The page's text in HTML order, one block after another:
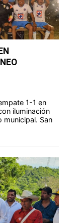
1-1 en
iluminación
municipal. San